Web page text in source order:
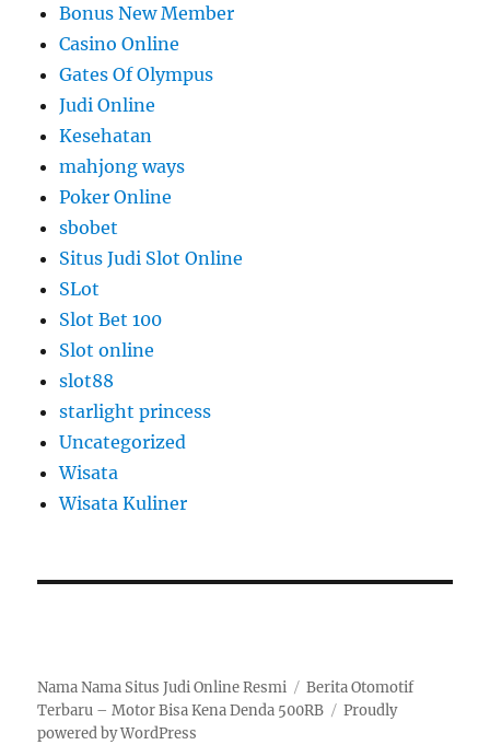
Bonus New Member
Casino Online
Gates Of Olympus
Judi Online
Kesehatan
mahjong ways
Poker Online
sbobet
Situs Judi Slot Online
SLot
Slot Bet 100
Slot online
slot88
starlight princess
Uncategorized
Wisata
Wisata Kuliner
Nama Nama Situs Judi Online Resmi
Berita Otomotif
Terbaru – Motor Bisa Kena Denda 500RB
Proudly
powered by WordPress